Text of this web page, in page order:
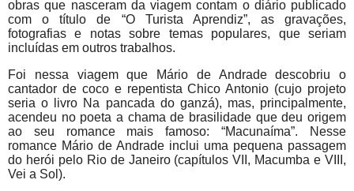
obras que nasceram da viagem contam o diário publicado
com o título de “O Turista Aprendiz”, as gravações,
fotografias e notas sobre temas populares, que seriam
incluídas em outros trabalhos.
Foi nessa viagem que Mário de Andrade descobriu o
cantador de coco e repentista Chico Antonio (cujo projeto
seria o livro Na pancada do ganzá), mas, principalmente,
acendeu no poeta a chama de brasilidade que deu origem
ao seu romance mais famoso: “Macunaíma”. Nesse
romance Mário de Andrade inclui uma pequena passagem
do herói pelo Rio de Janeiro (capítulos VII, Macumba e VIII,
Vei a Sol).